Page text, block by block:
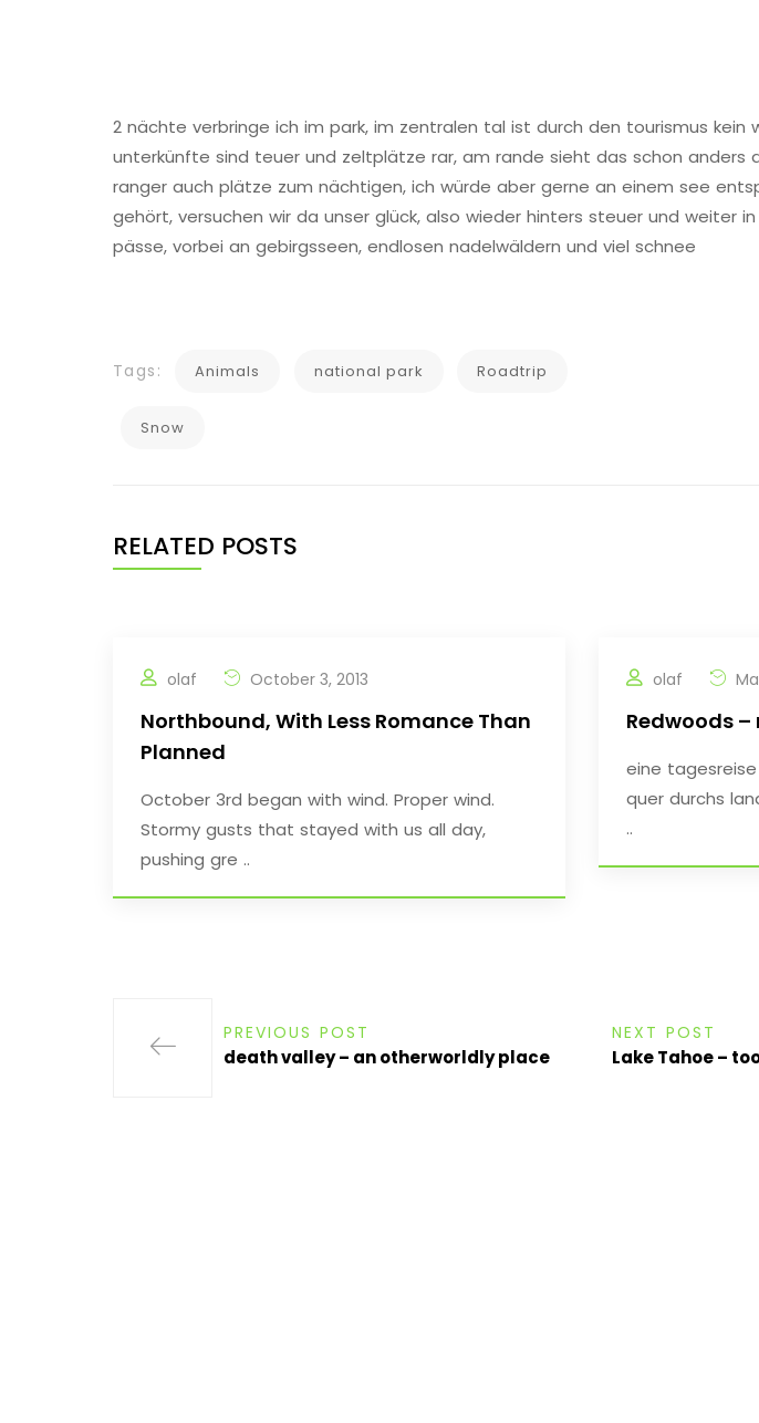
2 nächte verbringe ich im park, im zentralen tal ist durch den tourismus kein
unterkünfte sind teuer und zeltplätze rar, am rande sieht das schon anders
ranger auch plätze zum nächtigen, ich würde aber gerne an einem see
gehört, versuchen wir da unser glück, also wieder hinters steuer und weiter
pässe, vorbei an gebirgsseen, endlosen nadelwäldern und viel schnee
Tags: Animals national park Roadtrip
Snow
RELATED POSTS
olaf October 3, 2013
Northbound, With Less Romance Than
Planned
October 3rd began with wind. Proper wind.
Stormy gusts that stayed with us all day,
pushing gre ..
olaf
Redwoods
eine
quer durchs
..
PREVIOUS POST
death valley – an otherworldly place
NEXT POST
Lake Tahoe –